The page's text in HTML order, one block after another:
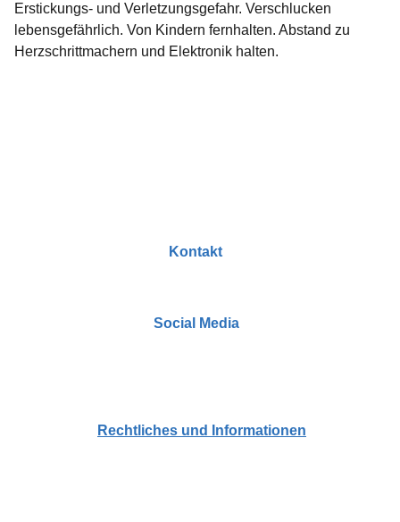
Erstickungs- und Verletzungsgefahr. Verschlucken
lebensgefährlich. Von Kindern fernhalten. Abstand zu
Herzschrittmachern und Elektronik halten.
Rechtliches und Informationen
Kontakt
Social Media